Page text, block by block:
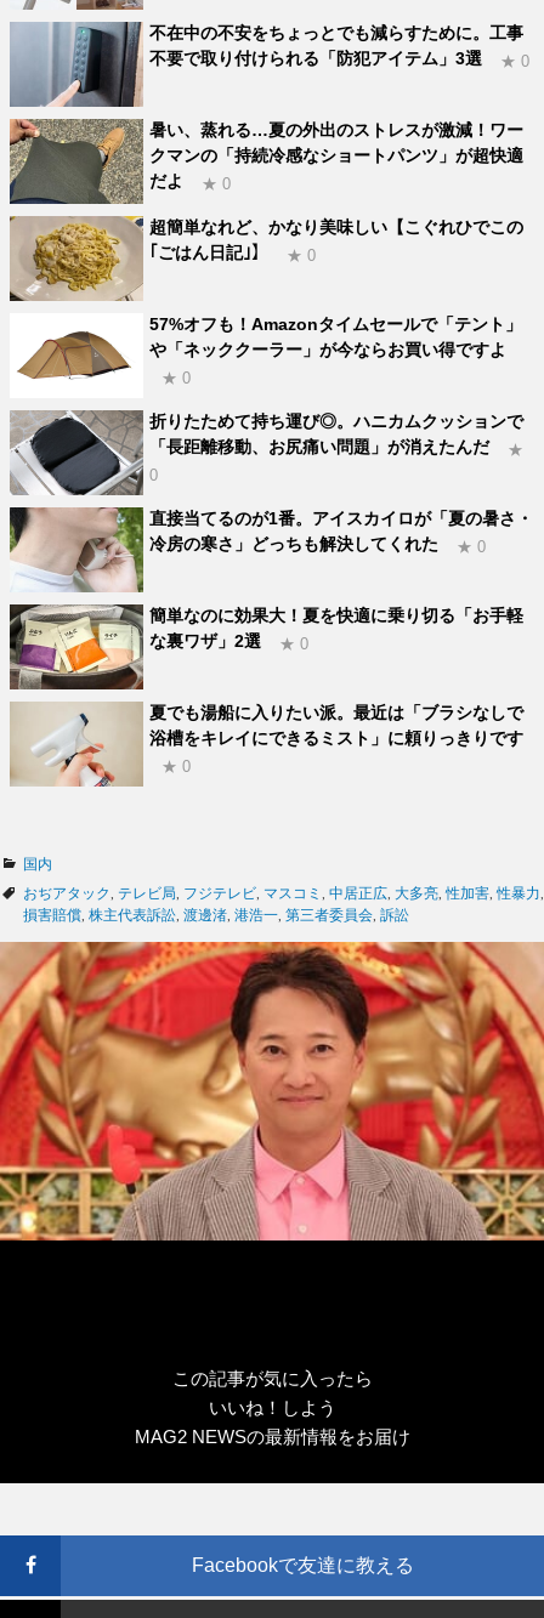
不在中の不安をちょっとでも減らすために。工事
不要で取り付けられる「防犯アイテム」3選
★ 0
暑い、蒸れる…夏の外出のストレスが激減！ワー
クマンの「持続冷感なショートパンツ」が超快適
だよ
★ 0
超簡単なれど、かなり美味しい【こぐれひでこの
｢ごはん日記｣】
★ 0
57%オフも！Amazonタイムセールで「テント」
や「ネッククーラー」が今ならお買い得ですよ
★ 0
折りたためて持ち運び◎。ハニカムクッションで
「長距離移動、お尻痛い問題」が消えたんだ
★
0
直接当てるのが1番。アイスカイロが「夏の暑さ・
冷房の寒さ」どっちも解決してくれた
★ 0
簡単なのに効果大！夏を快適に乗り切る「お手軽
な裏ワザ」2選
★ 0
夏でも湯船に入りたい派。最近は「ブラシなしで
浴槽をキレイにできるミスト」に頼りっきりです
★ 0
カ
テ
ゴ
国内
タ
グ
おぢアタック テレビ局 フジテレビ マスコミ 中居正広 大多亮 ,性加害 ,性暴力
損害賠償 株主代表訴訟 渡邊渚 港浩一 第三者委員会 訴訟
この記事が気に入ったら
いいね！しよう
MAG2 NEWSの最新情報をお届け
Facebookで友達に教える